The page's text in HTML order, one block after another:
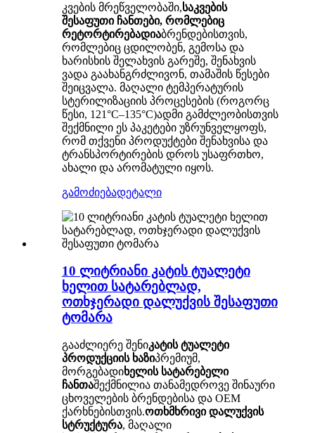
კვების მრეწველობაში,საკვების
შესაფუთი ჩანთები, რომლებიც
რეტორტირებადიაბრენდებისთვის,
რომლებიც ცდილობენ, გემოსა და
ხარისხის შელახვის გარეშე, შენახვის
ვადა გაახანგრძლივონ, თამაშის წესები
შეიცვალა. მაღალი ტემპერატურის
სტერილიზაციის პროცესების (როგორც
წესი, 121°C–135°C)ადმი გამძლეობისთვის
შექმნილი ეს პაკეტები უზრუნველყოფს,
რომ თქვენი პროდუქტები შენახვისა და
ტრანსპორტირების დროს უსაფრთხო,
ახალი და არომატული იყოს.
გამოძიებადეტალი
10 ლიტრიანი კატის ტუალეტი
ხელით სატარებლად,
ოთხჯერადი დალუქვის შესაფუთი
ტომარა
გააძლიერე შენიკატის ტუალეტი
პროდუქციის ხაზიპრემიუმ,
მორგებადიხელის სატარებელი
ჩანთაშექმნილია თანამედროვე შინაური
ცხოველების ბრენდებისა და OEM
ქარხნებისთვის.ოთხმხრივი დალუქვის
სტრუქტურა, მაღალი